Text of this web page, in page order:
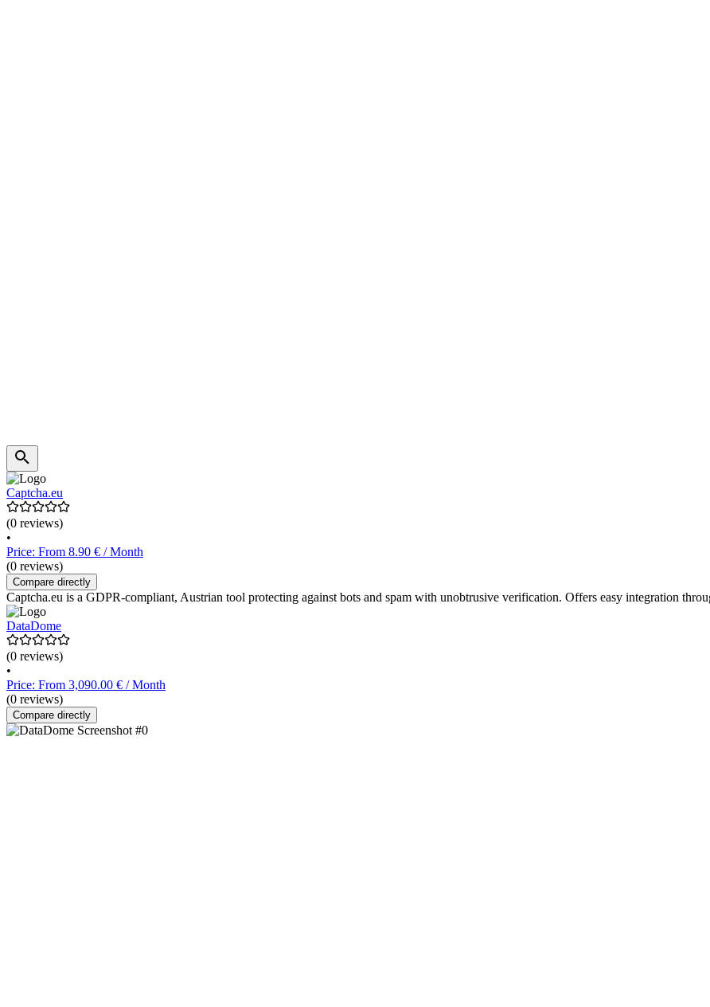
Captcha.eu
(0 reviews)
•
Price: From 8.90 € / Month
(0 reviews)
Compare directly
Captcha.eu is a GDPR-compliant, Austrian tool protecting against bots and spam with unobtrusive verification. Offers easy integration
DataDome
(0 reviews)
•
Price: From 3,090.00 € / Month
(0 reviews)
Compare directly